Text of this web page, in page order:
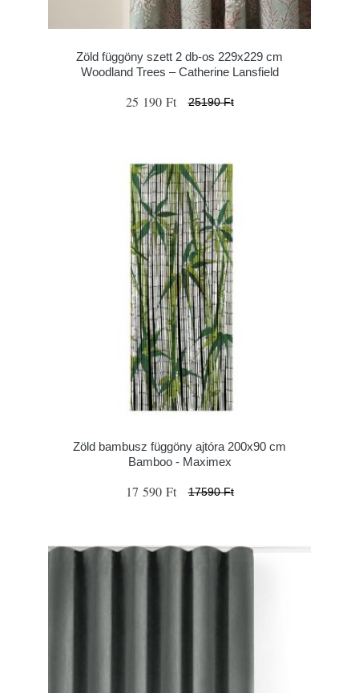
Zöld függöny szett 2 db-os 229x229 cm
Woodland Trees – Catherine Lansfield
25 190 Ft 25190 Ft
Zöld bambusz függöny ajtóra 200x90 cm
Bamboo - Maximex
17 590 Ft 17590 Ft